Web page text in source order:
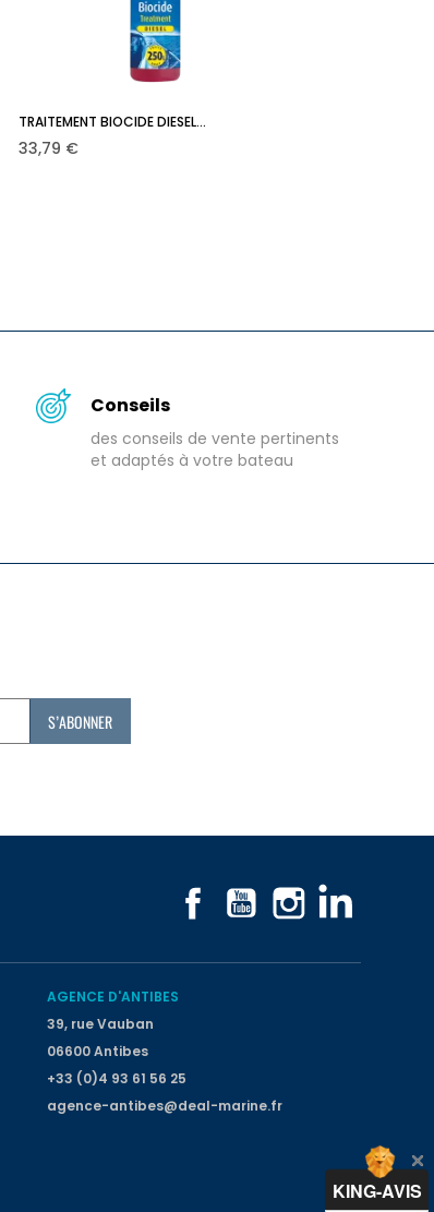
Ajouter au panier
TRAITEMENT BIOCIDE DIESEL...
Prix
33,79 €
Conseils
des conseils de vente pertinents
et adaptés à votre bateau
FacebookYouTubeInstagram
AGENCE D'ANTIBES
39, rue Vauban
06600 Antibes
+33 (0)4 93 61 56 25
agence-antibes@deal-marine.fr
KING-AVIS